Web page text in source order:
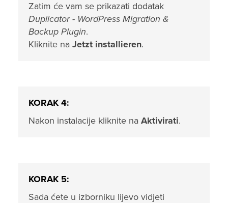
Zatim će vam se prikazati dodatak
Duplicator - WordPress Migration &
Backup Plugin.
Kliknite na Jetzt installieren.
KORAK 4:
Nakon instalacije kliknite na Aktivirati.
KORAK 5:
Sada ćete u izborniku lijevo vidjeti